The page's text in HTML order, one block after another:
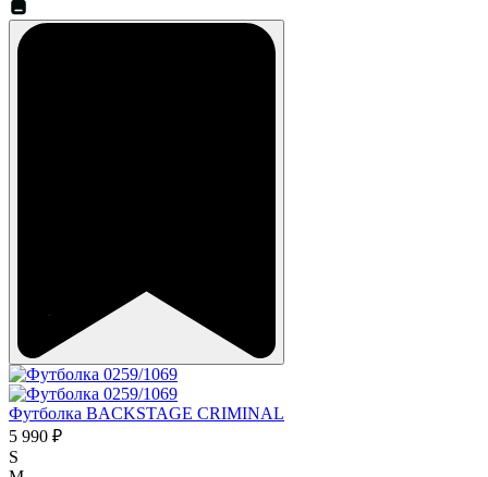
Футболка BACKSTAGE CRIMINAL
5 990 ₽
S